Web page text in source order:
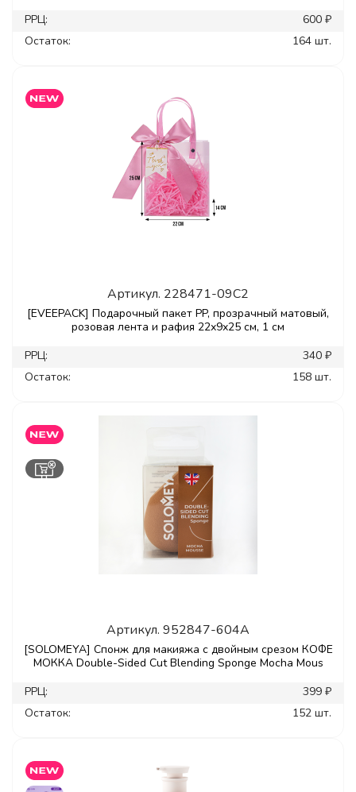
РРЦ:
600 ₽
Остаток:
164 шт.
Артикул. 228471-09C2
[EVEEPACK] Подарочный пакет PP, прозрачный матовый,
розовая лента и рафия 22х9х25 см, 1 см
РРЦ:
340 ₽
Остаток:
158 шт.
Артикул. 952847-604A
[SOLOMEYA] Спонж для макияжа с двойным срезом КОФЕ
МОККА Double-Sided Cut Blending Sponge Mocha Mous
РРЦ:
399 ₽
Остаток:
152 шт.